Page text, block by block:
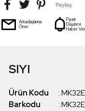
Paylaş
Arkadaşlarına
Öner
Fiyatı
Düşünce
Haber Ver
SIYI
Ürün Kodu :
Barkodu
: